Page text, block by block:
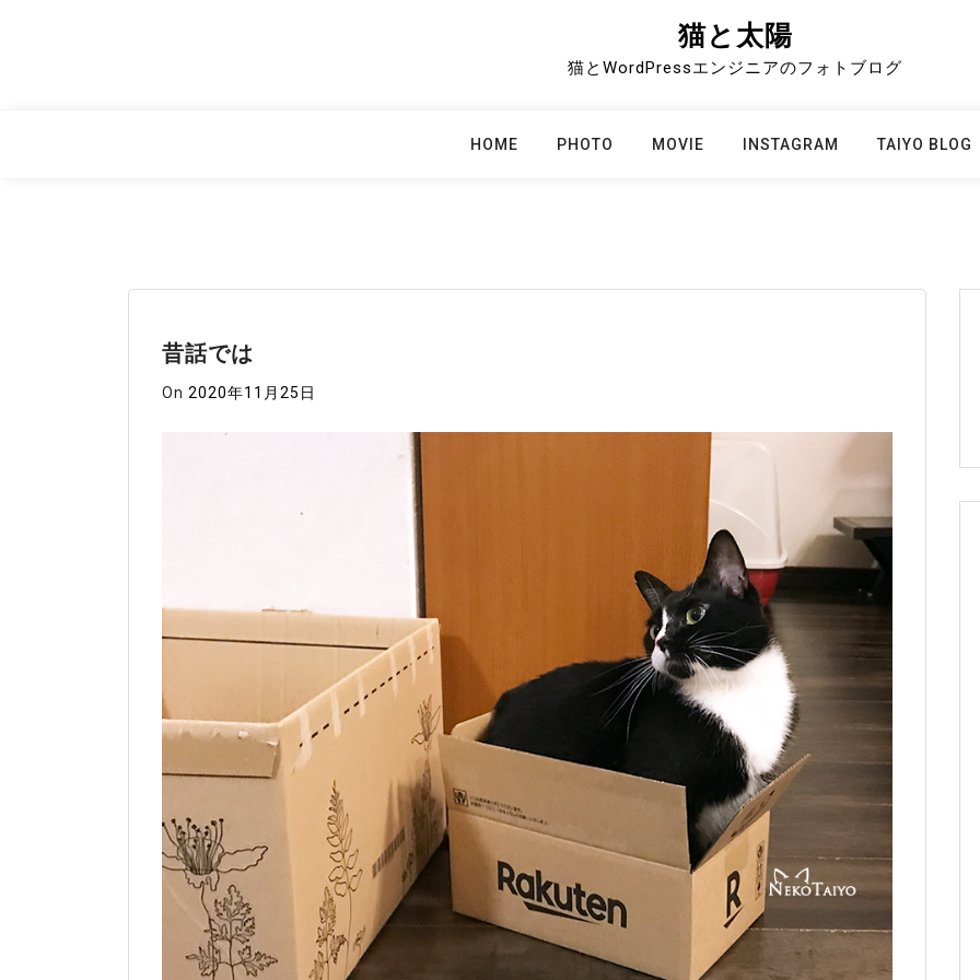
猫と太陽
猫とWordPressエンジニアのフォトブログ
HOME PHOTO MOVIE INSTAGRAM TAIYO BLOG
昔話では
On 2020年11月25日